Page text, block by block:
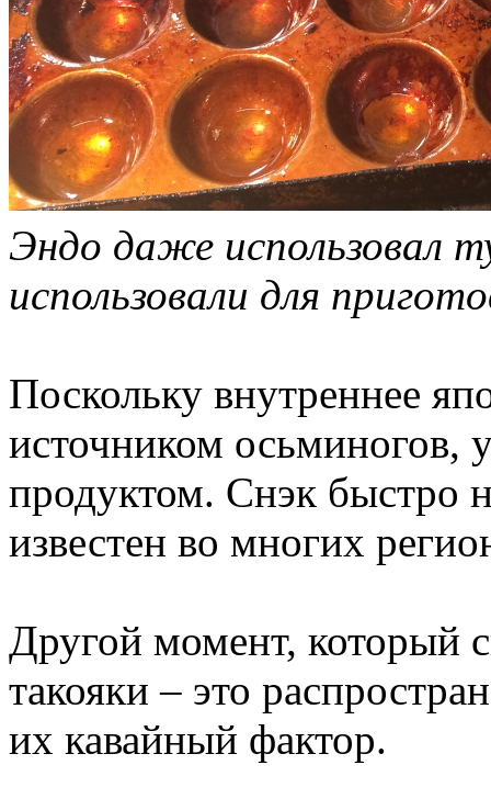
Эндо даже использовал
использовали для
Поскольку внутреннее
источником осьминогов,
продуктом. Снэк быстро
известен во многих
Другой момент, который
такояки – это
их кавайный фактор.